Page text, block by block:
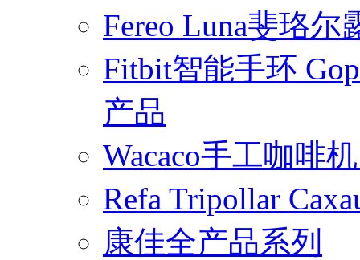
Fereo Luna斐珞
Fitbit智能手环
产品
Wacaco手工咖啡
Refa Tripollar
康佳全产品系列